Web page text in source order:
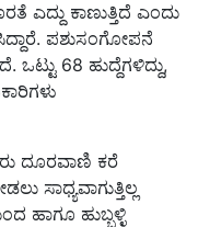
ಎದ್ದು ಕಾಣುತ್ತಿದೆ ಎಂದು
ಪಶುಸಂಗೋಪನೆ
ಒಟ್ಟು 68 ಹುದ್ದೆಗಳಿದ್ದು,
ದೂರವಾಣಿ ಕರೆ
ಸಾಧ್ಯವಾಗುತ್ತಿಲ್ಲ
ಹಾಗೂ ಹುಬ್ಬಳ್ಳಿ